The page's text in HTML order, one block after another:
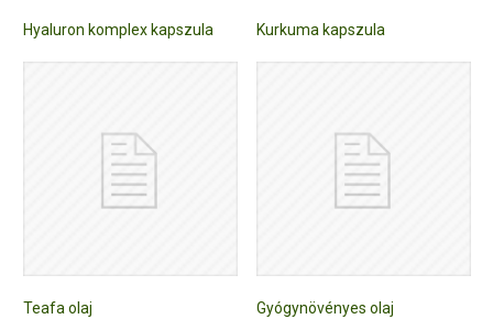
Hyaluron komplex kapszula Kurkuma kapszula
Teafa olaj Gyógynövényes olaj